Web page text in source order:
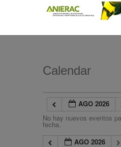
Calendar
AGO 2026
No hay nuevos eventos
fecha.
AGO 2026